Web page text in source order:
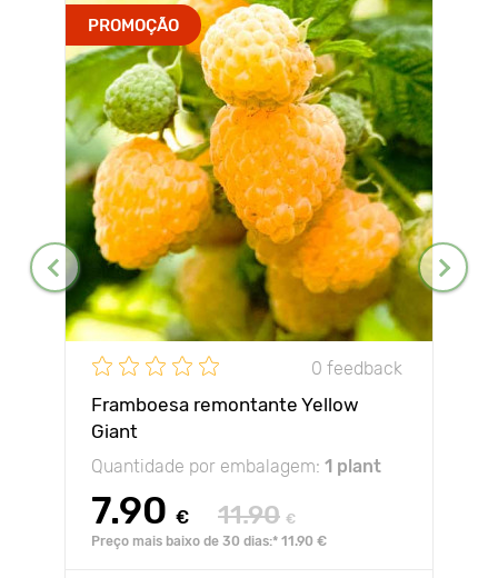
PROMOÇÃO
0 feedback
Framboesa remontante Yellow
Giant
Quantidade por embalagem: 1 plant
7.90 € 11.90 €
Preço mais baixo de 30 dias:* 11.90 €